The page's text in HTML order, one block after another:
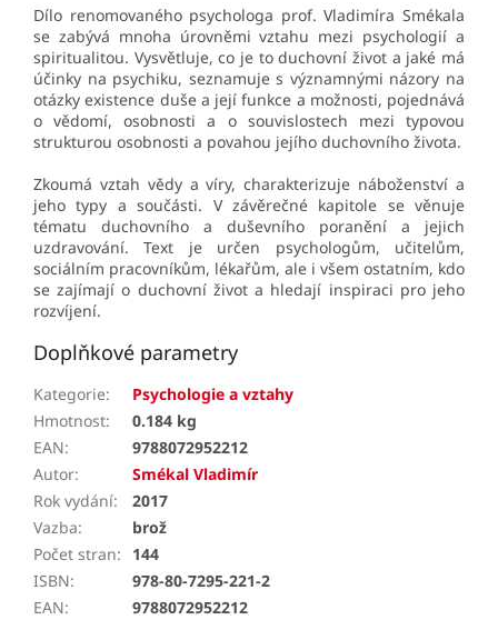
Dílo renomovaného psychologa prof. Vladimíra Smékala
se zabývá mnoha úrovněmi vztahu mezi psychologií a
spiritualitou. Vysvětluje, co je to duchovní život a jaké má
účinky na psychiku, seznamuje s významnými názory na
otázky existence duše a její funkce a možnosti, pojednává
o vědomí, osobnosti a o souvislostech mezi typovou
strukturou osobnosti a povahou jejího duchovního života.
Zkoumá vztah vědy a víry, charakterizuje náboženství a
jeho typy a součásti. V závěrečné kapitole se věnuje
tématu duchovního a duševního poranění a jejich
uzdravování. Text je určen psychologům, učitelům,
sociálním pracovníkům, lékařům, ale i všem ostatním, kdo
se zajímají o duchovní život a hledají inspiraci pro jeho
rozvíjení.
Doplňkové parametry
Kategorie:
Psychologie a vztahy
Hmotnost:
0.184 kg
EAN:
9788072952212
Autor:
Smékal Vladimír
Rok vydání:
2017
Vazba:
brož
Počet stran:
144
ISBN:
978-80-7295-221-2
EAN: 9788072952212